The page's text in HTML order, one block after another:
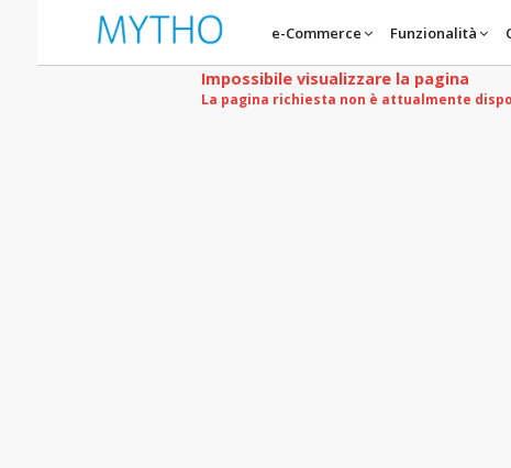
e-Commerce Funzionalità
Impossibile visualizzare la pagina
La pagina richiesta non è attualmente